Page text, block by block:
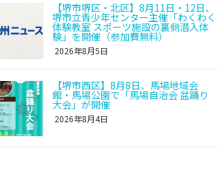
【堺市堺区・北区】8月11日・12日、
堺市立青少年センター主催「わくわく
体験教室 スポーツ施設の裏側潜入体
験」を開催（参加費無料）
2026年8月5日
【堺市西区】8月8日、馬場地域会
館・馬場公園で「馬場自治会 盆踊り
大会」が開催
2026年8月4日